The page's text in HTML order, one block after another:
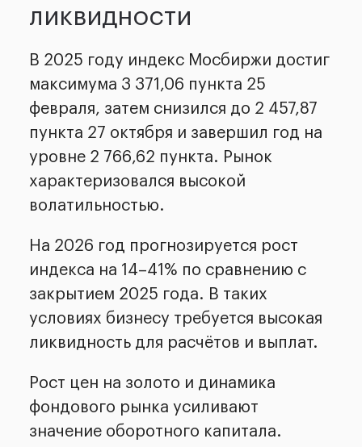
ликвидности
В 2025 году индекс Мосбиржи достиг
максимума 3 371,06 пункта 25
февраля, затем снизился до 2 457,87
пункта 27 октября и завершил год на
уровне 2 766,62 пункта. Рынок
характеризовался высокой
волатильностью.
На 2026 год прогнозируется рост
индекса на 14–41% по сравнению с
закрытием 2025 года. В таких
условиях бизнесу требуется высокая
ликвидность для расчётов и выплат.
Рост цен на золото и динамика
фондового рынка усиливают
значение оборотного капитала.